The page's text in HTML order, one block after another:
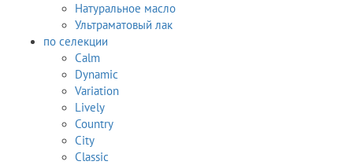
Натуральное масло
Ультраматовый лак
по селекции
Calm
Dynamic
Variation
Lively
Country
City
Classic